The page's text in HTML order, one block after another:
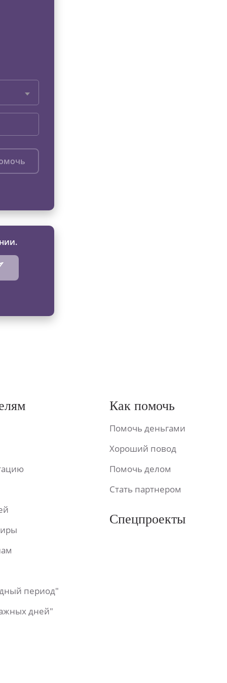
период"
дней"
Как помочь
Помочь деньгами
Хороший повод
Помочь делом
Стать партнером
Спецпроекты